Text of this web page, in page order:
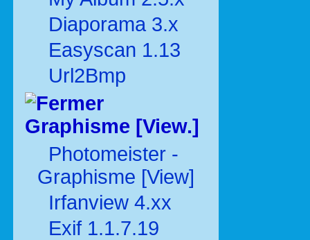
Diaporama 3.x
Easyscan 1.13
Url2Bmp
Graphisme [View.]
Photomeister -
Graphisme [View]
Irfanview 4.xx
Exif 1.1.7.19